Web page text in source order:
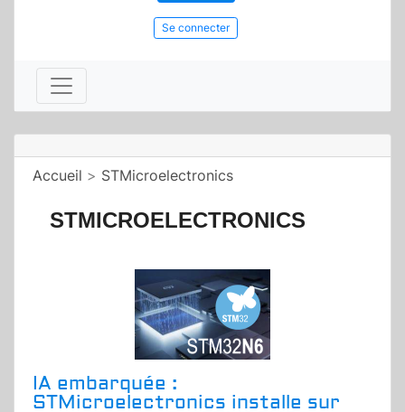
Se connecter
Accueil > STMicroelectronics
STMICROELECTRONICS
IA embarquée :
STMicroelectronics installe sur